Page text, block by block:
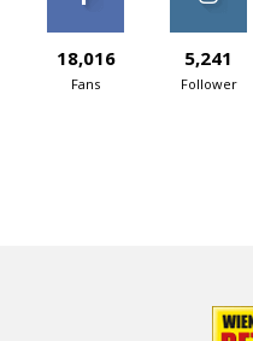
18,016
Fans
5,241
Follower